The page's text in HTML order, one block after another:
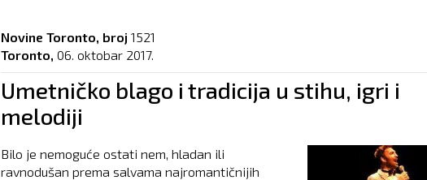
Novine Toronto, broj 1521
Toronto, 06. oktobar 2017.
Umetničko blago i tradicija u stihu, igri i
melodiji
Bilo je nemoguće ostati nem, hladan ili
ravnodušan prema salvama najromantičnijih